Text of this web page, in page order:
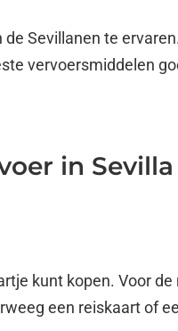
Sevillanen te
vervoersmiddelen
in Sevilla
kunt kopen. Voor
een reiskaart of